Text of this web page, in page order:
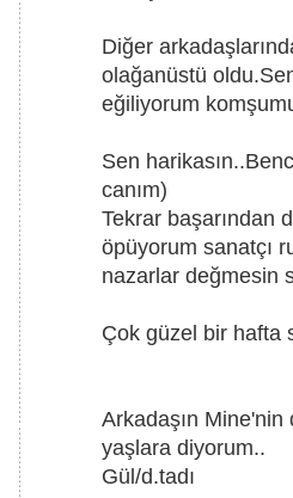
Diğer
olağanüstü
eğiliyorum
Sen
canım)
Tekrar başarından
öpüyorum sanatçı
nazarlar değmesin
Çok güzel bir hafta
Arkadaşın Mine'nin
yaşlara diyorum..
Gül/d.tadı